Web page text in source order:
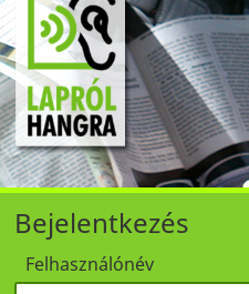
Bejelentkezés
Felhasználónév